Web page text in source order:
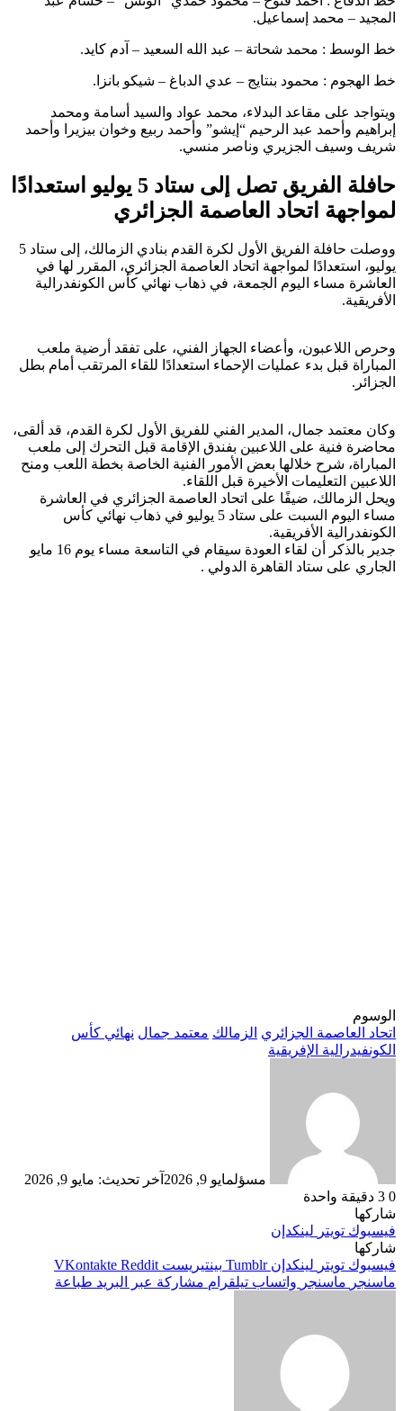
المجيد – محمد إسماعيل.
خط الوسط : محمد شحاتة – عبد الله السعيد – آدم كايد.
خط الهجوم : محمود بنتايج – عدي الدباغ – شيكو بانزا.
ويتواجد على مقاعد البدلاء، محمد عواد والسيد أسامة ومحمد
إبراهيم وأحمد عبد الرحيم “إيشو” وأحمد ربيع وخوان بيزيرا وأحمد
شريف وسيف الجزيري وناصر منسي.
حافلة الفريق تصل إلى ستاد 5 يوليو استعدادًا
لمواجهة اتحاد العاصمة الجزائري
ووصلت حافلة الفريق الأول لكرة القدم بنادي الزمالك، إلى ستاد 5
يوليو، استعدادًا لمواجهة اتحاد العاصمة الجزائري، المقرر لها في
العاشرة مساء اليوم الجمعة، في ذهاب نهائي كأس الكونفدرالية
الأفريقية.
وحرص اللاعبون، وأعضاء الجهاز الفني، على تفقد أرضية ملعب
المباراة قبل بدء عمليات الإحماء استعدادًا للقاء المرتقب أمام بطل
الجزائر.
وكان معتمد جمال، المدير الفني للفريق الأول لكرة القدم، قد ألقى،
محاضرة فنية على اللاعبين بفندق الإقامة قبل التحرك إلى ملعب
المباراة، شرح خلالها بعض الأمور الفنية الخاصة بخطة اللعب ومنح
اللاعبين التعليمات الأخيرة قبل اللقاء.
ويحل الزمالك، ضيفًا على اتحاد العاصمة الجزائري في العاشرة
مساء اليوم السبت على ستاد 5 يوليو في ذهاب نهائي كأس
الكونفدرالية الأفريقية.
جدير بالذكر أن لقاء العودة سيقام في التاسعة مساء يوم 16 مايو
الجاري على ستاد القاهرة الدولي .
الوسوم
اتحاد العاصمة الجزائري الزمالك معتمد جمال نهائي كأس
الكونفيدرالية الإفريقية
مسؤلمايو 9, 2026
آخر تحديث: مايو 9, 2026
0
دقيقة واحدة
شاركها
فيسبوك تويتر لينكدإن
شاركها
فيسبوك تويتر لينكدإن بينتيريست
ماسنجر ماسنجر واتساب تيلقرام مشاركة عبر البريد طباعة